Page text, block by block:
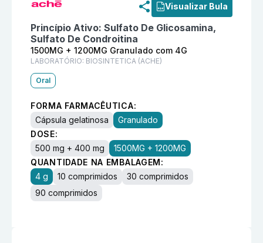
Visualizar Bula
Princípio Ativo: Sulfato De Glicosamina,
Sulfato De Condroitina
1500MG + 1200MG Granulado com 4G
LABORATÓRIO: BIOSINTETICA (ACHE)
Oral
FORMA FARMACÊUTICA:
Cápsula gelatinosa
Granulado
DOSE:
500 mg + 400 mg
1500MG + 1200MG
QUANTIDADE NA EMBALAGEM:
4 g
10 comprimidos
30 comprimidos
90 comprimidos